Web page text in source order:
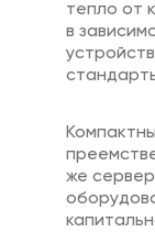
тепло от
в
же